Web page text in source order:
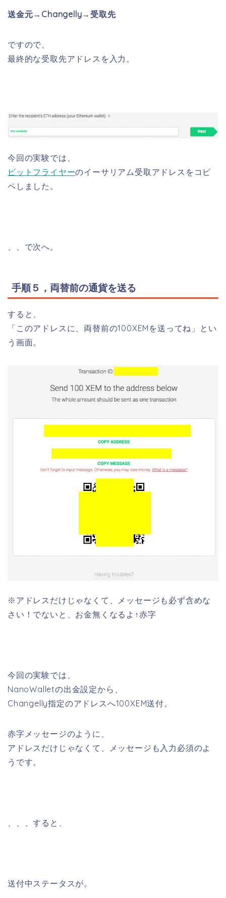
送金元→Changelly→受取先
ですので、
最終的な受取先アドレスを入力。
今回の実験では、
ビットフライヤーのイーサリアム受取アドレスをコピ
ペしました。
、、で次へ。
手順５，両替前の通貨を送る
すると、
「このアドレスに、両替前の100XEMを送ってね」とい
う画面。
※アドレスだけじゃなくて、メッセージも必ず含めな
さい！でないと、お金無くなるよ↑赤字
今回の実験では、
NanoWalletの出金設定から、
Changelly指定のアドレスへ100XEM送付。
赤字メッセージのように、
アドレスだけじゃなくて、メッセージも入力必須のよ
うです。
、、、すると、
送付中ステータスが。